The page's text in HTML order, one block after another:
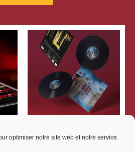
optimiser notre site web et notre service.
Vinyle – Planète